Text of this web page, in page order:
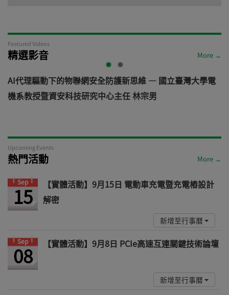
Featured Videos
精選影音 More →
AI代理驅動下的物聯網安全防護新思維 — 國立臺灣大學電
機系教授暨資安科技研究中心主任 林宗男
Upcoming Events
熱門活動 More →
Sep
15
【實體活動】9月15日 電動車充電暨充電樁設計
解密
新增至行事曆
Sep
08 【實體活動】9月8日 PCIe高速互連關鍵技術論壇
新增至行事曆